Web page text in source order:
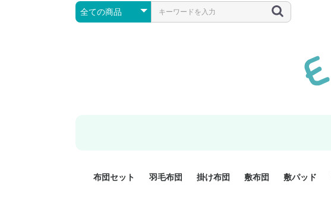
布団セット 羽毛布団 掛け布団 敷布団 敷パッド